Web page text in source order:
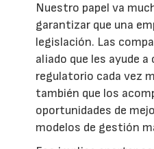
Nuestro papel va
garantizar que una
legislación. Las
aliado que les ayude
regulatorio cada vez
también que los
oportunidades de
modelos de gestión